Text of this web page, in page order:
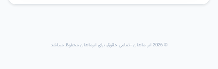
© 2026 ابر ماهان -تمامی حقوق برای ابرماهان محفوظ میباشد